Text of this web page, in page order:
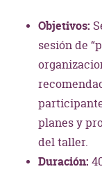
Objetivos:
sesión de
planes y
del taller.
Duración: